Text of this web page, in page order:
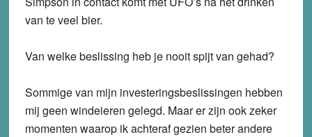
van te veel bier.
Van welke beslissing heb je nooit spijt van gehad?
Sommige van mijn investeringsbeslissingen hebben
mij geen windeieren gelegd. Maar er zijn ook zeker
momenten waarop ik achteraf gezien beter andere